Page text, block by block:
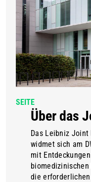
SEITE
Über das
Das Leibniz
widmet sich am
mit
die